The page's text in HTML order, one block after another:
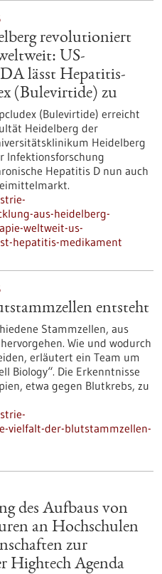
revolutioniert
US-
lässt Hepatitis-
(Bulevirtide) zu
(Bulevirtide) erreicht
Heidelberg der
Heidelberg
Infektionsforschung
Hepatitis D nun auch
aus-heidelberg-
weltweit-us-
hepatitis-medikament
entsteht
Stammzellen, aus
Wie und wodurch
erläutert ein Team um
Biology“. Die Erkenntnisse
etwa gegen Blutkrebs, zu
vielfalt-der-blutstammzellen-
des Aufbaus von
an Hochschulen
zur
Hightech Agenda